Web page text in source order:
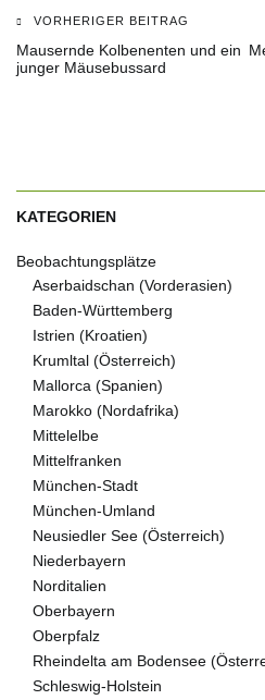
Beitragsnavigation
VORHERIGER BEITRAG
Mausernde Kolbenenten und ein
junger Mäusebussard
KATEGORIEN
Beobachtungsplätze
Aserbaidschan (Vorderasien)
Baden-Württemberg
Istrien (Kroatien)
Krumltal (Österreich)
Mallorca (Spanien)
Marokko (Nordafrika)
Mittelelbe
Mittelfranken
München-Stadt
München-Umland
Neusiedler See (Österreich)
Niederbayern
Norditalien
Oberbayern
Oberpfalz
Rheindelta am Bodensee
Schleswig-Holstein